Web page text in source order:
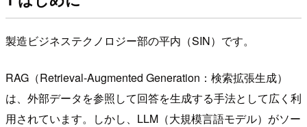
製造ビジネステクノロジー部の平内（SIN）です。
RAG（Retrieval-Augmented Generation：検索拡張生成）
は、外部データを参照して回答を生成する手法として広く利
用されています。しかし、LLM（大規模言語モデル）がソー